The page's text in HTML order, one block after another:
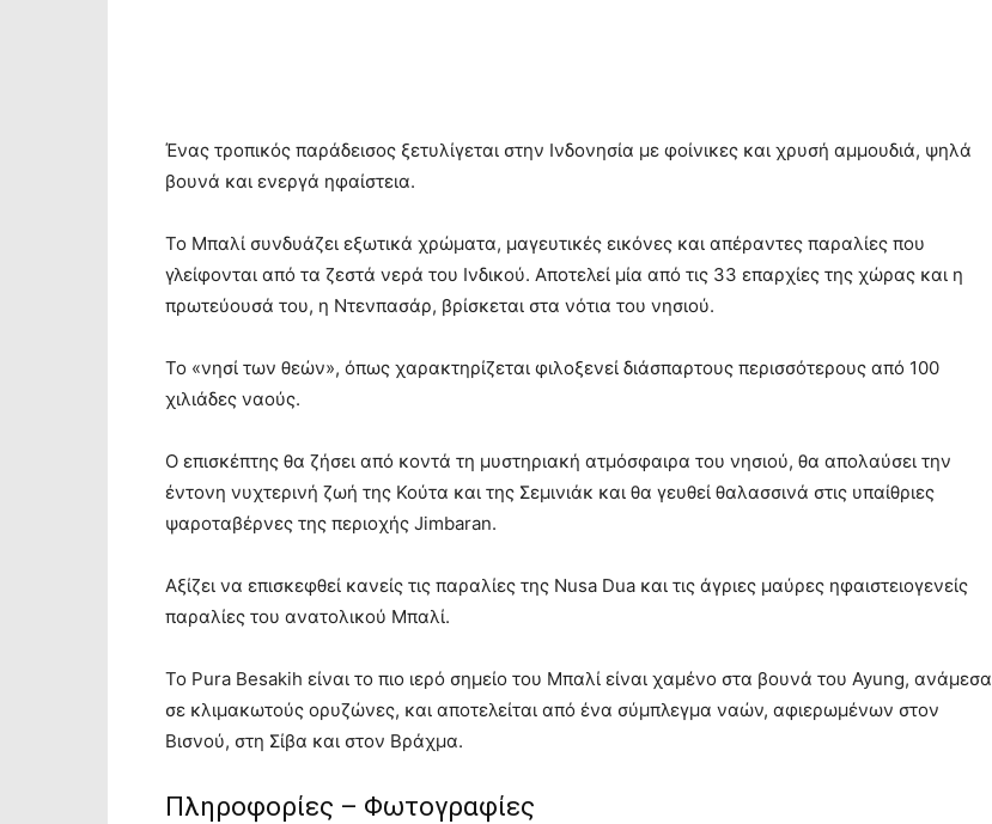
Ένας τροπικός παράδεισος ξετυλίγεται στην Ινδονησία με φοίνικες και χρυσή αμμουδιά, ψηλά
βουνά και ενεργά ηφαίστεια.
Το Μπαλί συνδυάζει εξωτικά χρώματα, μαγευτικές εικόνες και απέραντες παραλίες που
γλείφονται από τα ζεστά νερά του Iνδικού. Αποτελεί μία από τις 33 επαρχίες της χώρας και η
πρωτεύουσά του, η Ντενπασάρ, βρίσκεται στα νότια του νησιού.
Το «νησί των θεών», όπως χαρακτηρίζεται φιλοξενεί διάσπαρτους περισσότερους από 100
χιλιάδες ναούς.
Ο επισκέπτης θα ζήσει από κοντά τη μυστηριακή ατμόσφαιρα του νησιού, θα απολαύσει την
έντονη νυχτερινή ζωή της Κούτα και της Σεμινιάκ και θα γευθεί θαλασσινά στις υπαίθριες
ψαροταβέρνες της περιοχής Jimbaran.
Αξίζει να επισκεφθεί κανείς τις παραλίες της Nusa Dua και τις άγριες μαύρες ηφαιστειογενείς
παραλίες του ανατολικού Μπαλί.
Το Pura Besakih είναι το πιο ιερό σημείο του Μπαλί είναι χαμένο στα βουνά του Ayung, ανάμεσα
σε κλιμακωτούς ορυζώνες, και αποτελείται από ένα σύμπλεγμα ναών, αφιερωμένων στον
Βισνού, στη Σίβα και στον Βράχμα.
Πληροφορίες – Φωτογραφίες